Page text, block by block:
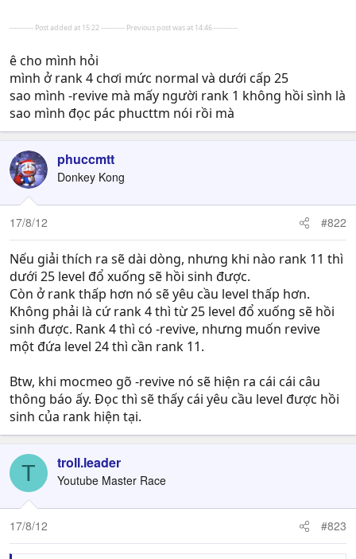
---------- Post added at 15:22 ---------- Previous post was at 14:46 ----------
ê cho mình hỏi
mình ở rank 4 chơi mức normal và dưới cấp 25
sao mình -revive mà mấy người rank 1 không hồi sình là
sao mình đọc pác phucttm nói rồi mà
phuccmtt
Donkey Kong
17/8/12 #822
Nếu giải thích ra sẽ dài dòng, nhưng khi nào rank 11 thì
dưới 25 level đổ xuống sẽ hồi sinh được.
Còn ở rank thấp hơn nó sẽ yêu cầu level thấp hơn.
Không phải là cứ rank 4 thì từ 25 level đổ xuống sẽ hồi
sinh được. Rank 4 thì có -revive, nhưng muốn revive
một đứa level 24 thì cần rank 11.
Btw, khi mocmeo gõ -revive nó sẽ hiện ra cái cái câu
thông báo ấy. Đọc thì sẽ thấy cái yêu cầu level được hồi
sinh của rank hiện tại.
T troll.leader
Youtube Master Race
17/8/12 #823